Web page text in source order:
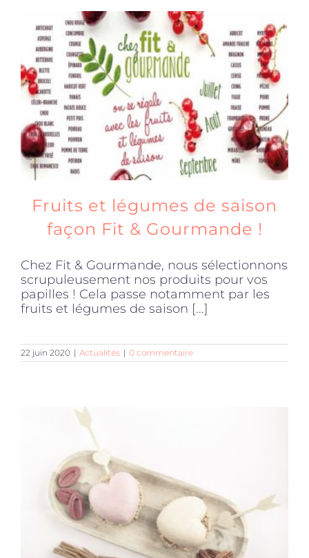
Fruits et légumes de saison
façon Fit & Gourmande !
Chez Fit & Gourmande, nous sélectionnons
scrupuleusement nos produits pour vos
papilles ! Cela passe notamment par les
fruits et légumes de saison [...]
22 juin 2020 | Actualités | 0 commentaire